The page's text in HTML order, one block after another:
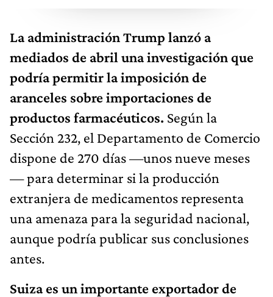
La administración Trump lanzó a
mediados de abril una investigación que
podría permitir la imposición de
aranceles sobre importaciones de
productos farmacéuticos. Según la
Sección 232, el Departamento de Comercio
dispone de 270 días —unos nueve meses
— para determinar si la producción
extranjera de medicamentos representa
una amenaza para la seguridad nacional,
aunque podría publicar sus conclusiones
antes.
Suiza es un importante exportador de